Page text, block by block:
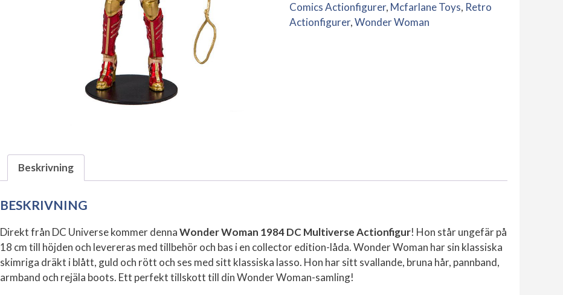
Comics Actionfigurer, Mcfarlane Toys, Retro
Actionfigurer,Wonder Woman
Beskrivning
BESKRIVNING
Direkt från DC Universe kommer dennaWonder Woman 1984 DC Multiverse Actionfigur! Hon står ungefär på
18 cm till höjden och levereras med tillbehör och bas i en collector edition-låda. Wonder Woman har sin klassiska
skimriga dräkt i blått, guld och rött och ses med sitt klassiska lasso. Hon har sitt svallande, bruna hår, pannband,
armband och rejäla boots. Ett perfekt tillskott till din Wonder Woman-samling!